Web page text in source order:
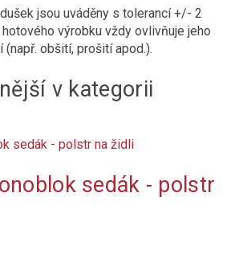
cm
cm
jsou uváděny s tolerancí +/- 2
výrobku vždy ovlivňuje jeho
obšití, prošití apod.).
v kategorii
sedák - polstr